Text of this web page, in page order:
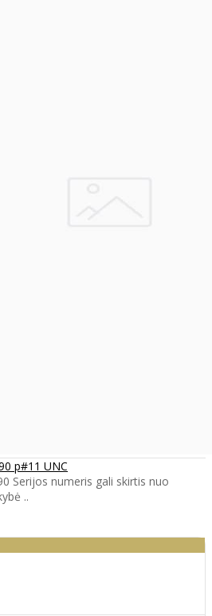
p#11 UNC
Serijos numeris gali skirtis nuo
..